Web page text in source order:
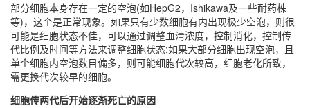
部分细胞本身存在一定的空泡(如HepG2，Ishikawa及一些耐药株
等)，这个是正常现象。如果只有少数细胞有内出现极少空泡，则很
可能是细胞状态不佳，可以通过调整血清浓度，控制消化，控制传
代比例及时间等方法来调整细胞状态;如果大部分细胞出现空泡，且
单个细胞内空泡数目偏多，则可能细胞代次较高，细胞老化所致，
需更换代次较早的细胞。
细胞传两代后开始逐渐死亡的原因